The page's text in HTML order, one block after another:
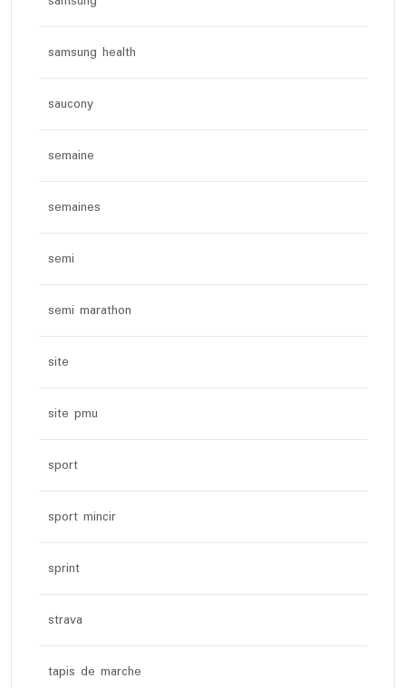
samsung health
saucony
semaine
semaines
semi
semi marathon
site
site pmu
sport
sport mincir
sprint
strava
tapis de marche